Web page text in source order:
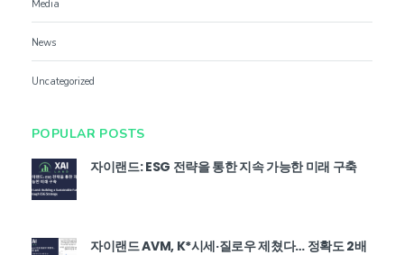
Media
News
Uncategorized
POPULAR POSTS
자이랜드: ESG 전략을 통한 지속 가능한 미래 구축
자이랜드 AVM, K*시세·질로우 제쳤다… 정확도 2배